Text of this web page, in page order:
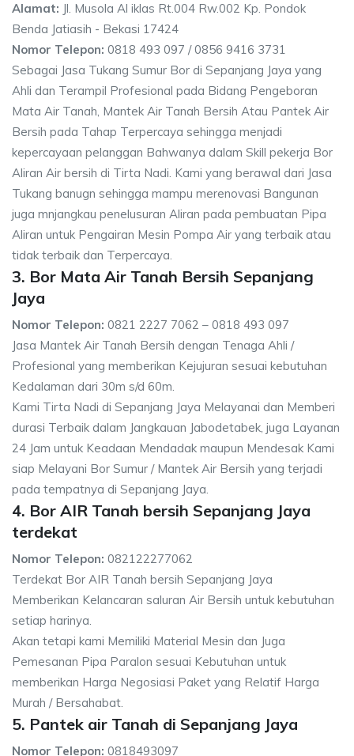
Alamat: Jl. Musola Al iklas Rt.004 Rw.002 Kp. Pondok
Benda Jatiasih - Bekasi 17424
Nomor Telepon: 0818 493 097 / 0856 9416 3731
Sebagai Jasa Tukang Sumur Bor di Sepanjang Jaya yang
Ahli dan Terampil Profesional pada Bidang Pengeboran
Mata Air Tanah, Mantek Air Tanah Bersih Atau Pantek Air
Bersih pada Tahap Terpercaya sehingga menjadi
kepercayaan pelanggan Bahwanya dalam Skill pekerja Bor
Aliran Air bersih di Tirta Nadi. Kami yang berawal dari Jasa
Tukang banugn sehingga mampu merenovasi Bangunan
juga mnjangkau penelusuran Aliran pada pembuatan Pipa
Aliran untuk Pengairan Mesin Pompa Air yang terbaik atau
tidak terbaik dan Terpercaya.
3. Bor Mata Air Tanah Bersih Sepanjang
Jaya
Nomor Telepon: 0821 2227 7062 – 0818 493 097
Jasa Mantek Air Tanah Bersih dengan Tenaga Ahli /
Profesional yang memberikan Kejujuran sesuai kebutuhan
Kedalaman dari 30m s/d 60m.
Kami Tirta Nadi di Sepanjang Jaya Melayanai dan Memberi
durasi Terbaik dalam Jangkauan Jabodetabek, juga Layanan
24 Jam untuk Keadaan Mendadak maupun Mendesak Kami
siap Melayani Bor Sumur / Mantek Air Bersih yang terjadi
pada tempatnya di Sepanjang Jaya.
4. Bor AIR Tanah bersih Sepanjang Jaya
terdekat
Nomor Telepon: 082122277062
Terdekat Bor AIR Tanah bersih Sepanjang Jaya
Memberikan Kelancaran saluran Air Bersih untuk kebutuhan
setiap harinya.
Akan tetapi kami Memiliki Material Mesin dan Juga
Pemesanan Pipa Paralon sesuai Kebutuhan untuk
memberikan Harga Negosiasi Paket yang Relatif Harga
Murah / Bersahabat.
5. Pantek air Tanah di Sepanjang Jaya
Nomor Telepon: 0818493097